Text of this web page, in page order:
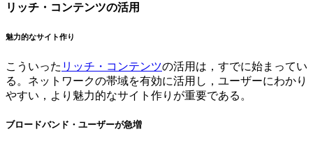
リッチ・コンテンツの活用
魅力的なサイト作り
こういった リッチ・コンテンツの活用は，すでに始まってい
る。ネットワークの帯域を有効に活用し，ユーザーにわかり
やすい，より魅力的なサイト作りが重要である。
ブロードバンド・ユーザーが急増